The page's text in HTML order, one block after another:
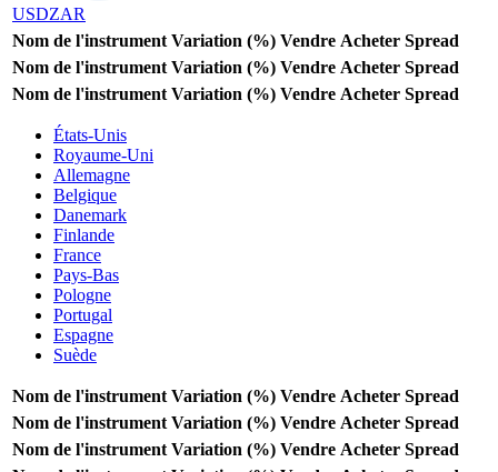
USDZAR
Nom de l'instrument Variation (%) Vendre Acheter Spread
Nom de l'instrument Variation (%) Vendre Acheter Spread
Nom de l'instrument Variation (%) Vendre Acheter Spread
États-Unis
Royaume-Uni
Allemagne
Belgique
Danemark
Finlande
France
Pays-Bas
Pologne
Portugal
Espagne
Suède
Nom de l'instrument Variation (%) Vendre Acheter Spread
Nom de l'instrument Variation (%) Vendre Acheter Spread
Nom de l'instrument Variation (%) Vendre Acheter Spread